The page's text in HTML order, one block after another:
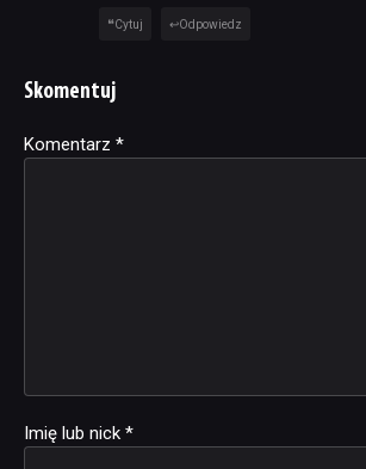
Cytuj Odpowiedz
Skomentuj
Komentarz *
Imię lub nick *
Alternative: